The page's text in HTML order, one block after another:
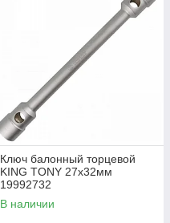
Ключ балонный торцевой
KING TONY 27х32мм
19992732
В наличии